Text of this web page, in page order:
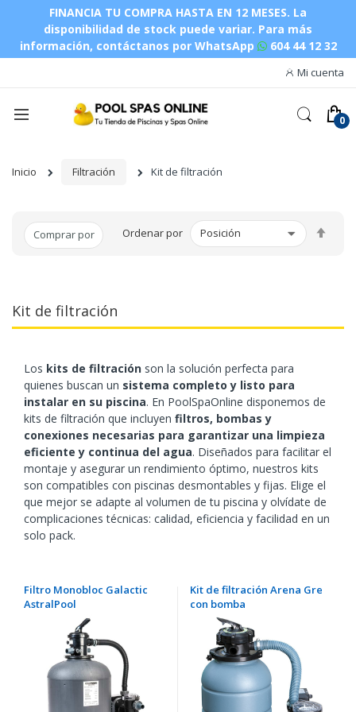
FINANCIA TU COMPRA HASTA EN 12 MESES. La
disponibilidad de stock puede variar. Para más
información, contáctanos por WhatsApp
604 44 12 32
Mi cuenta
Inicio Filtración Kit de filtración
Kit de filtración
Los kits de filtración son la solución perfecta para
quienes buscan un sistema completo y listo para
instalar en su piscina. En PoolSpaOnline disponemos de
kits de filtración que incluyen filtros, bombas y
conexiones necesarias para garantizar una limpieza
eficiente y continua del agua. Diseñados para facilitar el
montaje y asegurar un rendimiento óptimo, nuestros kits
son compatibles con piscinas desmontables y fijas. Elige el
que mejor se adapte al volumen de tu piscina y olvídate de
complicaciones técnicas: calidad, eficiencia y facilidad en un
solo pack.
Ordenar por
Filtro Monobloc Galactic
AstralPool
Kit de filtración Arena Gre
con bomba
Comprar por